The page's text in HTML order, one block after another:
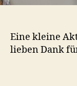
Eine kleine
lieben Dank